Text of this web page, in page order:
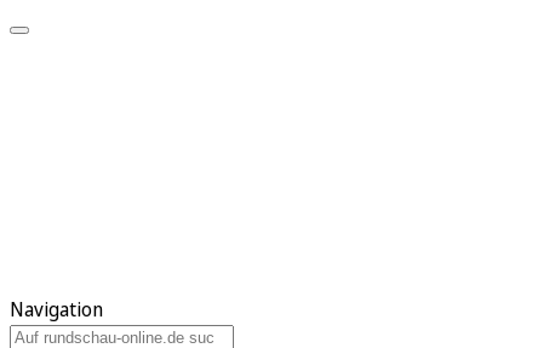
Navigation